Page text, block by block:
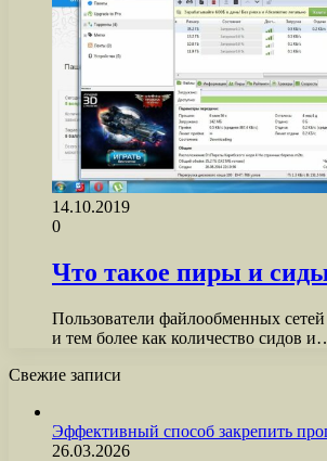
14.10.2019
0
Что такое пиры и
Пользователи файлообменных
и тем более как количество сидов
Свежие записи
Эффективный способ закрепить
26.03.2026